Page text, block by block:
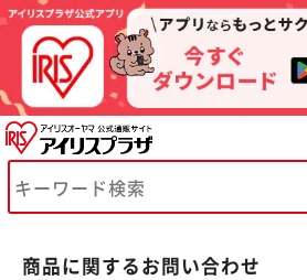
商品に関するお問い合わせ
※ご確認ください
カートに入れる